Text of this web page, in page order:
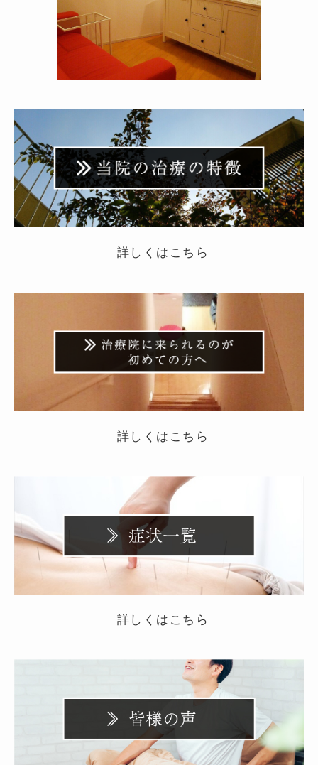
詳しくはこちら
詳しくはこちら
詳しくはこちら